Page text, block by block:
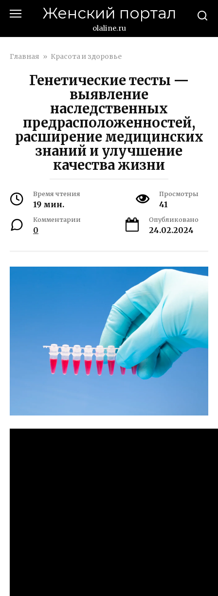
Женский портал
olaline.ru
Главная » Красота и здоровье
Генетические тесты —
выявление
наследственных
предрасположенностей,
расширение медицинских
знаний и улучшение
качества жизни
Время чтения
19 мин.
Просмотры
41
Комментарии
0
Опубликовано
24.02.2024